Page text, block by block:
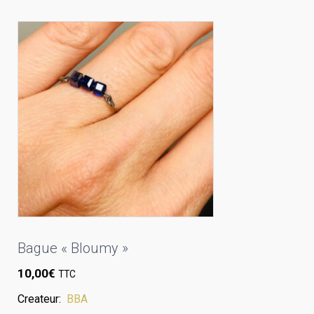
Bague « Bloumy »
10,00€ TTC
Createur: BBA